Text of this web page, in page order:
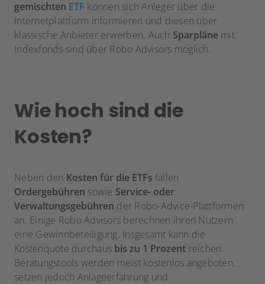
gemischten ETF können sich Anleger über die
Internetplattform informieren und diesen über
klassische Anbieter erwerben. Auch Sparplänemit
Indexfonds sind über Robo Advisors möglich.
Wie hoch sind die
Kosten?
Neben den Kosten für die ETFs fallen
Ordergebühren sowie Service- oder
Verwaltungsgebühren der Robo-Advice-Plattformen
an. Einige Robo Advisors berechnen ihren Nutzern
eine Gewinnbeteiligung. Insgesamt kann die
Kostenquote durchaus bis zu 1 Prozent reichen.
Beratungstools werden meist kostenlos angeboten,
setzen jedoch Anlageerfahrung und